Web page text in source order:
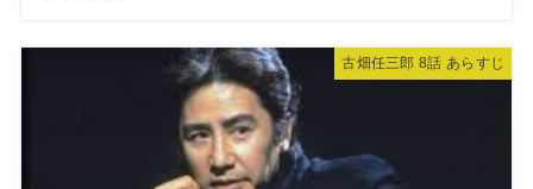
古畑任三郎 8話 あらすじ